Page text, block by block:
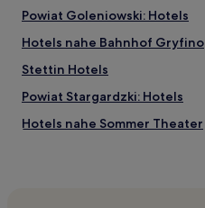
Powiat Goleniowski: Hotels
Hotels nahe Bahnhof Gryfino
Stettin Hotels
Powiat Stargardzki: Hotels
Hotels nahe Sommer Theater